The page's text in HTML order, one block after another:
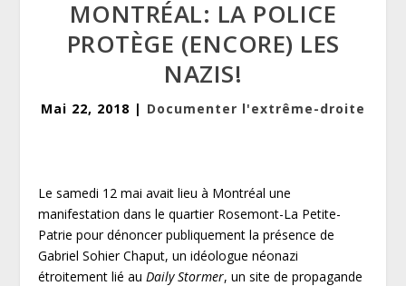
MONTRÉAL: LA POLICE
PROTÈGE (ENCORE) LES
NAZIS!
Mai 22, 2018 | Documenter l'extrême-droite
Le samedi 12 mai avait lieu à Montréal une
manifestation dans le quartier Rosemont-La Petite-
Patrie pour dénoncer publiquement la présence de
Gabriel Sohier Chaput, un idéologue néonazi
étroitement lié auDaily Stormer, un site de propagande